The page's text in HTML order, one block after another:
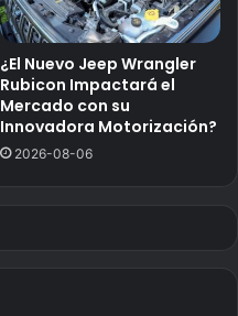
¿El Nuevo Jeep Wrangler
Rubicon Impactará el
Mercado con su
Innovadora Motorización?
2026-08-06